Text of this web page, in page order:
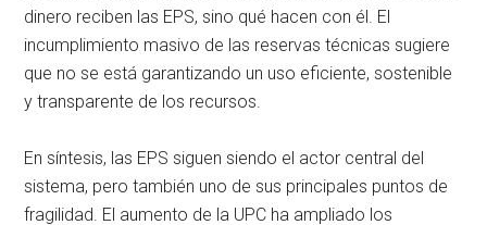
dinero reciben las EPS, sino qué hacen con él. El
incumplimiento masivo de las reservas técnicas sugiere
que no se está garantizando un uso eficiente, sostenible
y transparente de los recursos.
En síntesis, las EPS siguen siendo el actor central del
sistema, pero también uno de sus principales puntos de
fragilidad. El aumento de la UPC ha ampliado los